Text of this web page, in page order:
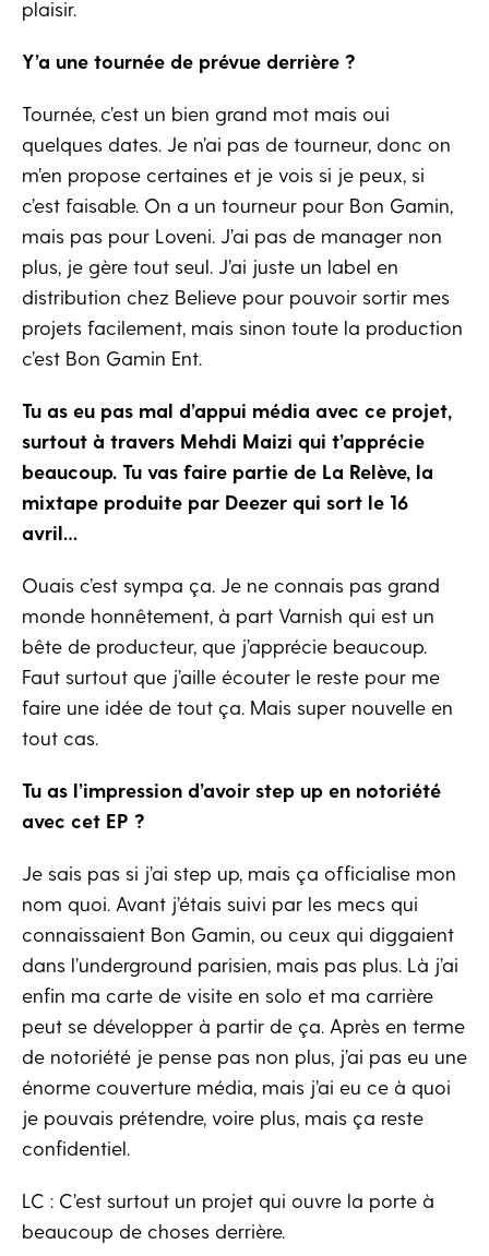
plaisir.
Y’a une tournée de prévue derrière ?
Tournée, c’est un bien grand mot mais oui
quelques dates. Je n’ai pas de tourneur, donc on
m’en propose certaines et je vois si je peux, si
c’est faisable. On a un tourneur pour Bon Gamin,
mais pas pour Loveni. J’ai pas de manager non
plus, je gère tout seul. J’ai juste un label en
distribution chez Believe pour pouvoir sortir mes
projets facilement, mais sinon toute la production
c’est Bon Gamin Ent.
Tu as eu pas mal d’appui média avec ce projet,
surtout à travers Mehdi Maizi qui t’apprécie
beaucoup. Tu vas faire partie de La Relève, la
mixtape produite par Deezer qui sort le 16
avril…
Ouais c’est sympa ça. Je ne connais pas grand
monde honnêtement, à part Varnish qui est un
bête de producteur, que j’apprécie beaucoup.
Faut surtout que j’aille écouter le reste pour me
faire une idée de tout ça. Mais super nouvelle en
tout cas.
Tu as l’impression d’avoir step up en notoriété
avec cet EP ?
Je sais pas si j’ai step up, mais ça officialise mon
nom quoi. Avant j’étais suivi par les mecs qui
connaissaient Bon Gamin, ou ceux qui diggaient
dans l’underground parisien, mais pas plus. Là j’ai
enfin ma carte de visite en solo et ma carrière
peut se développer à partir de ça. Après en terme
de notoriété je pense pas non plus, j’ai pas eu une
énorme couverture média, mais j’ai eu ce à quoi
je pouvais prétendre, voire plus, mais ça reste
confidentiel.
LC : C’est surtout un projet qui ouvre la porte à
beaucoup de choses derrière.